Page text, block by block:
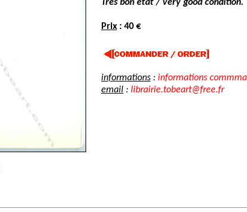
Très bon état / very good condition.
Prix : 40 €
informations : informations
email : librairie.tobeart@free.fr